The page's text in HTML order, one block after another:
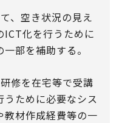
、空き状況の見え
ICT化を行うために
部を補助する。
修を在宅等で受講
ために必要なシス
教材作成経費等の一